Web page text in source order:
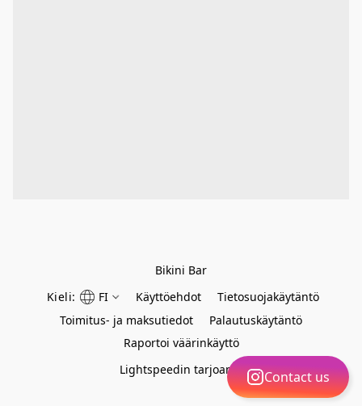
Contact us
Bikini Bar
Kieli:
FI Käyttöehdot
Tietosuojakäytäntö
Toimitus- ja maksutiedot
Palautuskäytäntö
Raportoi väärinkäyttö
Lightspeedin tarjoama